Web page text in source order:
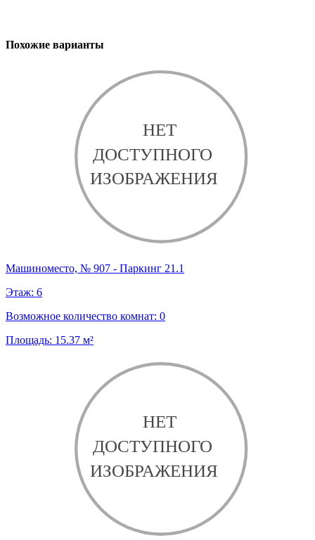
Похожие варианты
Машиноместо, № 907 - Паркинг 21.1
Этаж: 6
Возможное количество комнат: 0
Площадь: 15.37 м²